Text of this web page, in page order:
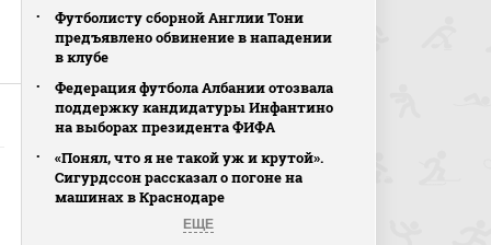
Футболисту сборной Англии Тони
предъявлено обвинение в нападении
в клубе
Федерация футбола Албании отозвала
поддержку кандидатуры Инфантино
на выборах президента ФИФА
«Понял, что я не такой уж и крутой».
Сигурдссон рассказал о погоне на
машинах в Краснодаре
ЕЩЕ